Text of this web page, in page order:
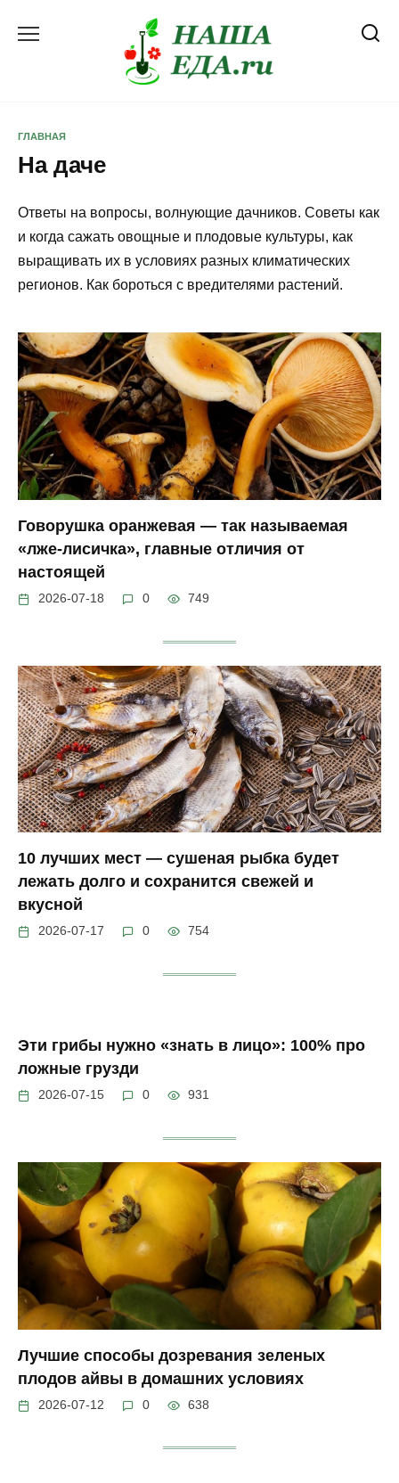
ГЛАВНАЯ
На даче
Ответы на вопросы, волнующие дачников. Советы как
и когда сажать овощные и плодовые культуры, как
выращивать их в условиях разных климатических
регионов. Как бороться с вредителями растений.
Говорушка оранжевая — так называемая
«лже-лисичка», главные отличия от
настоящей
2026-07-18 0 749
10 лучших мест — сушеная рыбка будет
лежать долго и сохранится свежей и
вкусной
2026-07-17 0 754
Эти грибы нужно «знать в лицо»: 100% про
ложные грузди
2026-07-15 0 931
Лучшие способы дозревания зеленых
плодов айвы в домашних условиях
2026-07-12 0 638